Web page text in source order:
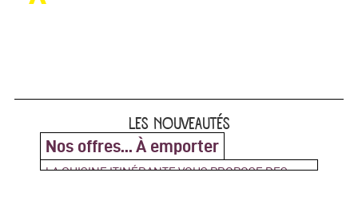
LES NOUVEAUTÉS
Nos offres... À emporter
LA CUISINE ITINÉRANTE VOUS PROPOSE DES